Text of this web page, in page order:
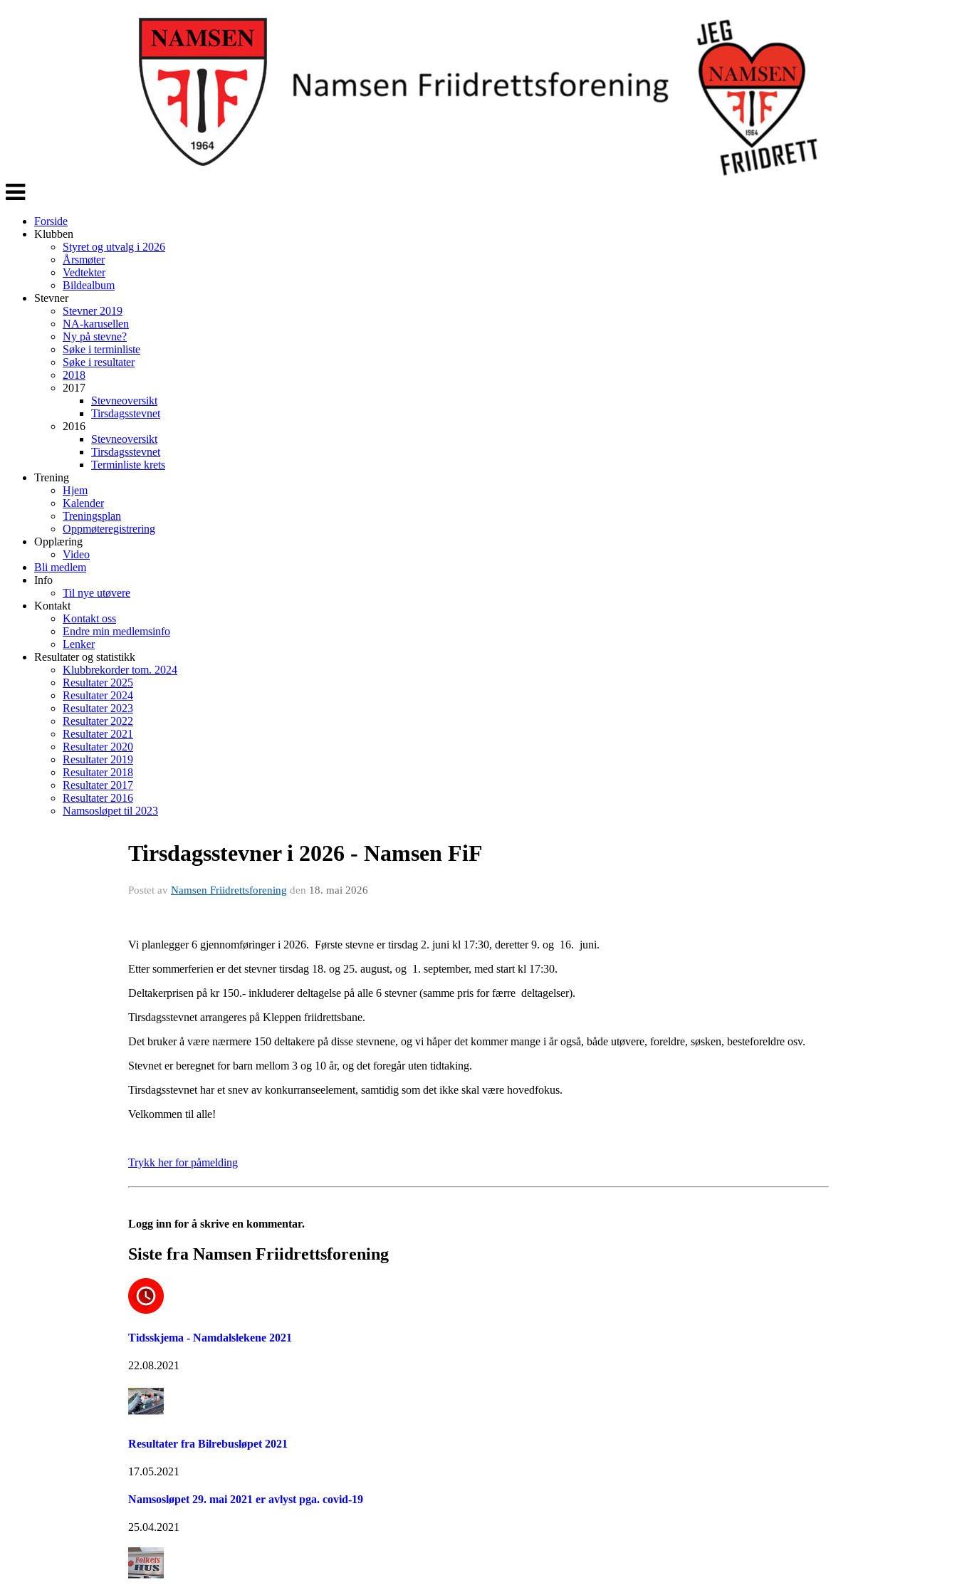
Veksle
navigasjon
Forside
Klubben
Styret og utvalg i 2026
Årsmøter
Vedtekter
Bildealbum
Stevner
Stevner 2019
NA-karusellen
Ny på stevne?
Søke i terminliste
Søke i resultater
2018
2017
Stevneoversikt
Tirsdagsstevnet
2016
Stevneoversikt
Tirsdagsstevnet
Terminliste krets
Trening
Hjem
Kalender
Treningsplan
Oppmøteregistrering
Opplæring
Video
Bli medlem
Info
Til nye utøvere
Kontakt
Kontakt oss
Endre min medlemsinfo
Lenker
Resultater og statistikk
Klubbrekorder tom. 2024
Resultater 2025
Resultater 2024
Resultater 2023
Resultater 2022
Resultater 2021
Resultater 2020
Resultater 2019
Resultater 2018
Resultater 2017
Resultater 2016
Namsosløpet til 2023
Tirsdagsstevner i 2026 - Namsen FiF
Postet av Namsen Friidrettsforening den 18. mai 2026
Vi planlegger 6 gjennomføringer i 2026. Første stevne er tirsdag 2. juni kl 17:30, deretter 9. og 16. juni.
Etter sommerferien er det stevner tirsdag 18. og 25. august, og 1. september, med start kl 17:30.
Deltakerprisen på kr 150.- inkluderer deltagelse på alle 6 stevner (samme pris for færre deltagelser).
Tirsdagsstevnet arrangeres på Kleppen friidrettsbane.
Det bruker å være nærmere 150 deltakere på disse stevnene, og vi håper det kommer mange i år også, både utøvere, foreldre, søsken, besteforeldre osv.
Stevnet er beregnet for barn mellom 3 og 10 år, og det foregår uten tidtaking.
Tirsdagsstevnet har et snev av konkurranseelement, samtidig som det ikke skal være hovedfokus.
Velkommen til alle!
Trykk her for påmelding
Logg inn for å skrive en kommentar.
Siste fra Namsen Friidrettsforening
Tidsskjema - Namdalslekene 2021
22.08.2021
Resultater fra Bilrebusløpet 2021
17.05.2021
Namsosløpet 29. mai 2021 er avlyst pga. covid-19
25.04.2021